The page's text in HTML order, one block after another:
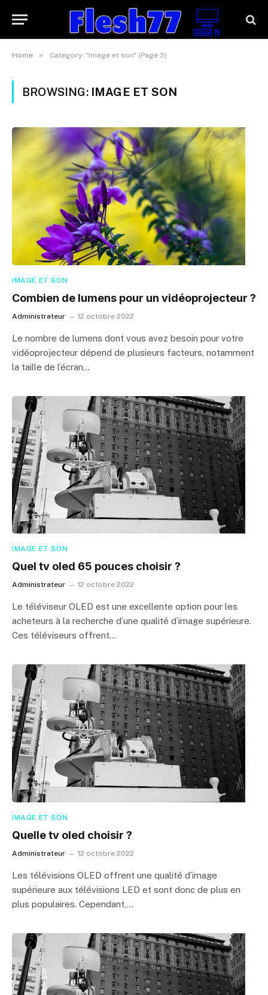
Home » Category: "Image et son" (Page 3)
BROWSING: IMAGE ET SON
IMAGE ET SON
Combien de lumens pour un vidéoprojecteur ?
Administrateur 12 octobre 2022
Le nombre de lumens dont vous avez besoin pour votre
vidéoprojecteur dépend de plusieurs facteurs, notamment
la taille de l’écran…
IMAGE ET SON
Quel tv oled 65 pouces choisir ?
Administrateur 12 octobre 2022
Le téléviseur OLED est une excellente option pour les
acheteurs à la recherche d’une qualité d’image supérieure.
Ces téléviseurs offrent…
IMAGE ET SON
Quelle tv oled choisir ?
Administrateur 12 octobre 2022
Les télévisions OLED offrent une qualité d’image
supérieure aux télévisions LED et sont donc de plus en
plus populaires. Cependant,…